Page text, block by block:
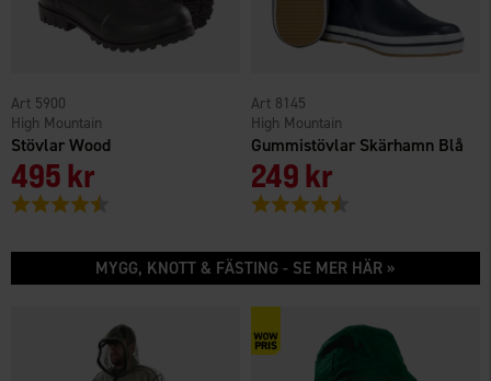
Stövlar Wood
High Mountain
5900
495 kr
Betyg:
Gummistövlar Skärhamn Blå
High Mountain
8145
249 kr
Betyg:
MYGG, KNOTT & FÄSTING - SE MER HÄR »